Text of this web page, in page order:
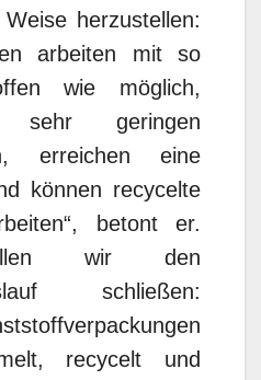
herzustellen:
arbeiten mit so
wie möglich,
sehr geringen
erreichen eine
können recycelte
betont er.
wir den
schließen:
recycelt und